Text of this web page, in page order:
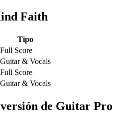
Faith
Tipo
Full Score
Guitar & Vocals
Full Score
Guitar & Vocals
de Guitar Pro